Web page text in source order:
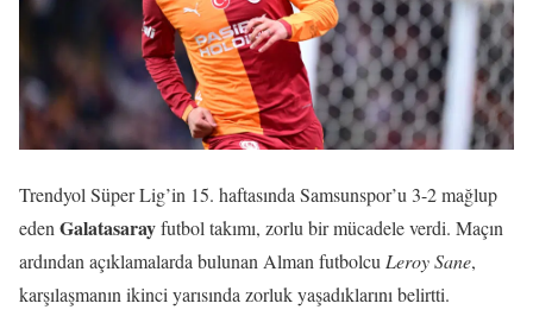
Trendyol Süper Lig’in 15. haftasında Samsunspor’u 3-2 mağlup
edenGalatasarayfutbol takımı, zorlu bir mücadele verdi. Maçın
ardından açıklamalarda bulunan Alman futbolcuLeroy Sane,
karşılaşmanın ikinci yarısında zorluk yaşadıklarını belirtti.